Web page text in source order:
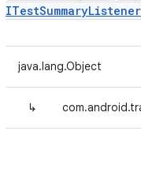
ITestSummaryListener
java.lang.Object
↳